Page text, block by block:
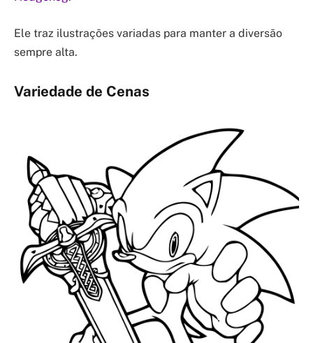
Ele traz ilustrações variadas para manter a diversão
sempre alta.
Variedade de Cenas